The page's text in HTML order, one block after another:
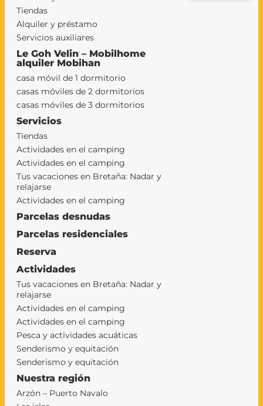
Tiendas
Alquiler y préstamo
Servicios auxiliares
Le Goh Velin – Mobilhome
alquiler Mobihan
casa móvil de 1 dormitorio
casas móviles de 2 dormitorios
casas móviles de 3 dormitorios
Servicios
Tiendas
Actividades en el camping
Actividades en el camping
Tus vacaciones en Bretaña: Nadar y
relajarse
Actividades en el camping
Parcelas desnudas
Parcelas residenciales
Reserva
Actividades
Tus vacaciones en Bretaña: Nadar y
relajarse
Actividades en el camping
Actividades en el camping
Pesca y actividades acuáticas
Senderismo y equitación
Senderismo y equitación
Nuestra región
Arzón – Puerto Navalo